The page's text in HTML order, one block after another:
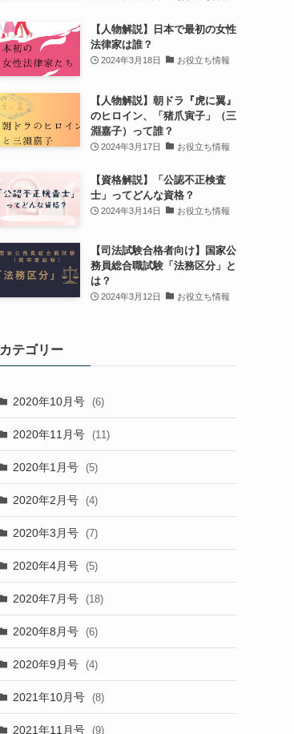
【人物解説】日本で最初の女性
法律家は誰？
2024年3月18日 お役立ち情報
【人物解説】朝ドラ『虎に翼』
のヒロイン、「猪爪寅子」（三
淵嘉子）って誰？
2024年3月17日 お役立ち情報
【資格解説】「公認不正検査
士」ってどんな資格？
2024年3月14日 お役立ち情報
【司法試験合格者向け】国家公
務員総合職試験「法務区分」と
は？
2024年3月12日 お役立ち情報
カテゴリー
2020年10月号 (6)
2020年11月号 (11)
2020年1月号 (5)
2020年2月号 (4)
2020年3月号 (7)
2020年4月号 (5)
2020年7月号 (18)
2020年8月号 (6)
2020年9月号 (4)
2021年10月号 (8)
2021年11月号 (9)